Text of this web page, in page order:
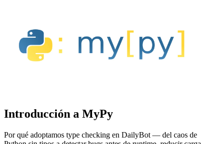
Introducción a MyPy
Por qué adoptamos type checking en DailyBot — del caos de